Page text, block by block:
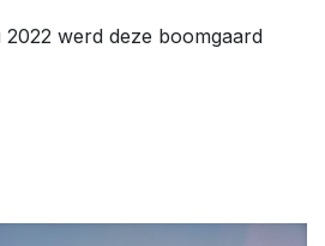
werd deze boomgaard